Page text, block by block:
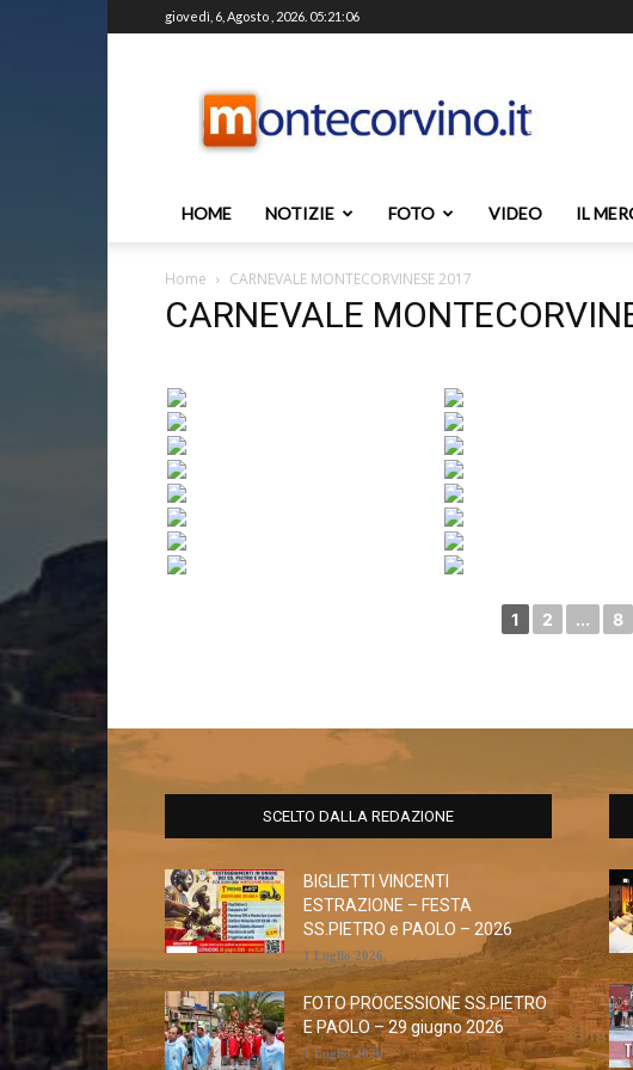
giovedì, 6, Agosto , 2026. 05:21:06
HOME NOTIZIE FOTO VIDEO IL
Home CARNEVALE MONTECORVINESE 2017
CARNEVALE
1 2 ... 8
SCELTO DALLA REDAZIONE
BIGLIETTI VINCENTI
ESTRAZIONE – FESTA
SS.PIETRO e PAOLO – 2026
1 Luglio 2026
FOTO PROCESSIONE SS.PIETRO
E PAOLO – 29 giugno 2026
1 Luglio 2026